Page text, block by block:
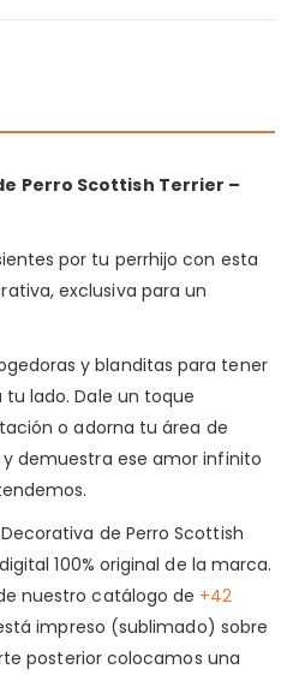
Perro Scottish Terrier –
por tu perrhijo con esta
exclusiva para un
y blanditas para tener
lado. Dale un toque
o adorna tu área de
demuestra ese amor infinito
de Perro Scottish
100% original de la marca.
nuestro catálogo de +42
impreso (sublimado) sobre
posterior colocamos una